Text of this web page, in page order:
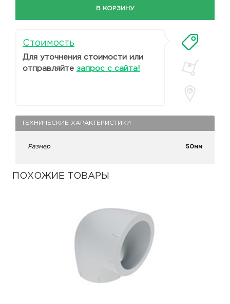
В КОРЗИНУ
Стоимость
Для уточнения стоимости или
отправляйте запрос с сайта!
ТЕХНИЧЕСКИЕ ХАРАКТЕРИСТИКИ
Размер 50мм
ПОХОЖИЕ ТОВАРЫ